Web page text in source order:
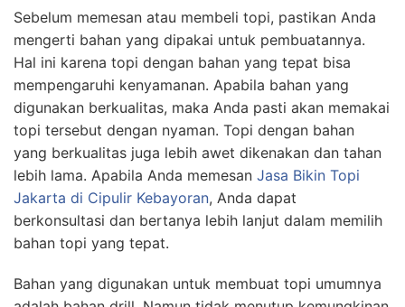
Sebelum memesan atau membeli topi, pastikan Anda
mengerti bahan yang dipakai untuk pembuatannya.
Hal ini karena topi dengan bahan yang tepat bisa
mempengaruhi kenyamanan. Apabila bahan yang
digunakan berkualitas, maka Anda pasti akan memakai
topi tersebut dengan nyaman. Topi dengan bahan
yang berkualitas juga lebih awet dikenakan dan tahan
lebih lama. Apabila Anda memesan Jasa Bikin Topi
Jakarta di Cipulir Kebayoran, Anda dapat
berkonsultasi dan bertanya lebih lanjut dalam memilih
bahan topi yang tepat.
Bahan yang digunakan untuk membuat topi umumnya